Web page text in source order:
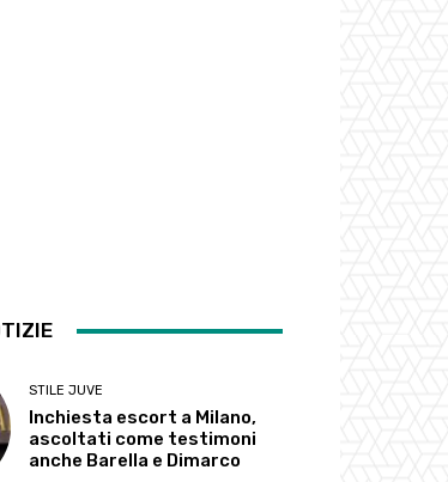
STILE JUVE
Inchiesta escort a Milano,
ascoltati come testimoni
anche Barella e Dimarco